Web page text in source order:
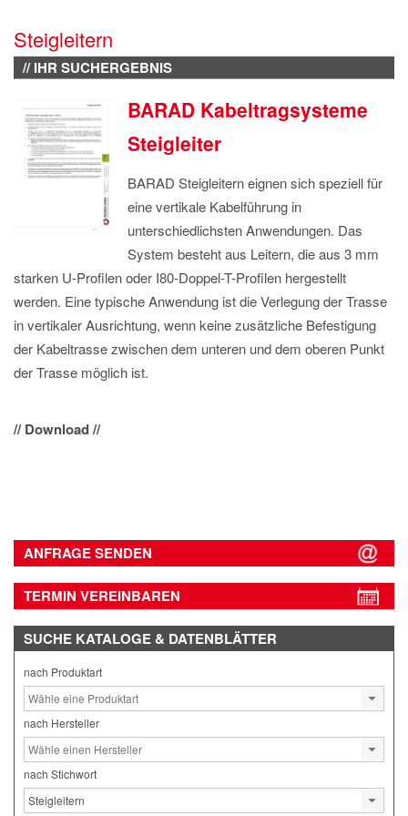
DATENSCHUTZ
Steigleitern
// IHR SUCHERGEBNIS
BARAD Kabeltragsysteme
Steigleiter
BARAD Steigleitern eignen sich speziell für
eine vertikale Kabelführung in
unterschiedlichsten Anwendungen. Das
System besteht aus Leitern, die aus 3 mm
starken U-Profilen oder I80-Doppel-T-Profilen hergestellt
werden. Eine typische Anwendung ist die Verlegung der Trasse
in vertikaler Ausrichtung, wenn keine zusätzliche Befestigung
der Kabeltrasse zwischen dem unteren und dem oberen Punkt
der Trasse möglich ist.
// Download //
ANFRAGE SENDEN
TERMIN VEREINBAREN
SUCHE KATALOGE & DATENBLÄTTER
nach Produktart
nach Hersteller
nach Stichwort